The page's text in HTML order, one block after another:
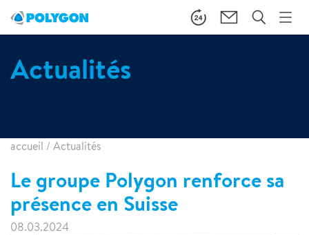
Actualités
accueil / Actualités
Le groupe Polygon renforce sa
présence en Suisse
08.03.2024